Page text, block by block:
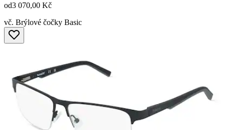
od3 070,00 Kč
vč. Brýlové čočky Basic